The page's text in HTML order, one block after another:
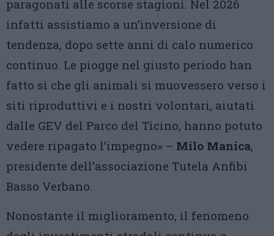
paragonati alle scorse stagioni. Nel 2026
infatti assistiamo a un’inversione di
tendenza, dopo sette anni di calo numerico
continuo. Le piogge nel giusto periodo han
fatto sì che gli animali si muovessero verso i
siti riproduttivi e i nostri volontari, aiutati
dalle GEV del Parco del Ticino, hanno potuto
vedere ripagato l’impegno» – Milo Manica,
presidente dell’associazione Tutela Anfibi
Basso Verbano.
Nonostante il miglioramento, il fenomeno